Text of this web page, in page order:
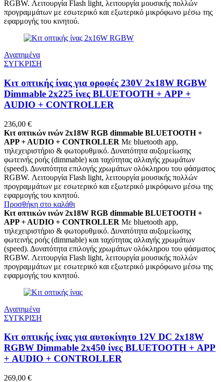
RGBW. Λειτουργία Flash light, λειτουργία μουσικής πολλών
προγραμμάτων με εσωτερικό και εξωτερικό μικρόφωνο μέσω της
εφαρμογής του κινητού.
Αγαπημένα
ΣΥΓΚΡΙΣΗ
Κιτ οπτικής ίνας για οροφές 230V 2x18W RGBW
Dimmable 2x225 ίνες BLUETOOTH + APP +
AUDIO + CONTROLLER
236,00 €
Κιτ οπτικών ινών 2x18W RGB dimmable BLUETOOTH +
APP + AUDIO + CONTROLLER Με bluetooth app,
τηλεχειριστήριο & φωτορυθμικό. Δυνατότητα αυξομείωσης
φωτεινής ροής (dimmable) και ταχύτητας αλλαγής χρωμάτων
(speed). Δυνατότητα επιλογής χρωμάτων ολόκληρου του φάσματος
RGBW. Λειτουργία Flash light, λειτουργία μουσικής πολλών
προγραμμάτων με εσωτερικό και εξωτερικό μικρόφωνο μέσω της
εφαρμογής του κινητού.
Προσθήκη στο καλάθι
Κιτ οπτικών ινών 2x18W RGB dimmable BLUETOOTH +
APP + AUDIO + CONTROLLER Με bluetooth app,
τηλεχειριστήριο & φωτορυθμικό. Δυνατότητα αυξομείωσης
φωτεινής ροής (dimmable) και ταχύτητας αλλαγής χρωμάτων
(speed). Δυνατότητα επιλογής χρωμάτων ολόκληρου του φάσματος
RGBW. Λειτουργία Flash light, λειτουργία μουσικής πολλών
προγραμμάτων με εσωτερικό και εξωτερικό μικρόφωνο μέσω της
εφαρμογής του κινητού.
Αγαπημένα
ΣΥΓΚΡΙΣΗ
Κιτ οπτικής ίνας για αυτοκίνητο 12V DC 2x18W
RGBW Dimmable 2x450 ίνες BLUETOOTH + APP
+ AUDIO + CONTROLLER
269,00 €